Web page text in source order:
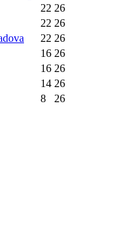
22 26
22 26
22 26
16 26
16 26
14 26
8 26